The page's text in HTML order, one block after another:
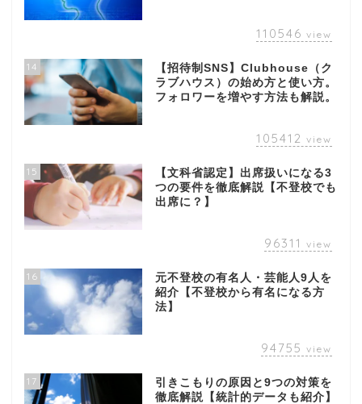
110546 view
14
【招待制SNS】Clubhouse（ク
ラブハウス）の始め方と使い方。
フォロワーを増やす方法も解説。
105412 view
15
【文科省認定】出席扱いになる3
つの要件を徹底解説【不登校でも
出席に？】
96311 view
16
元不登校の有名人・芸能人9人を
紹介【不登校から有名になる方
法】
94755 view
17
引きこもりの原因と9つの対策を
徹底解説【統計的データも紹介】